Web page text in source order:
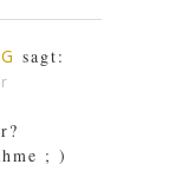
sagt:
; )